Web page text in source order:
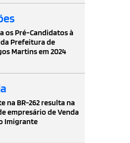
os Pré-Candidatos à
da Prefeitura de
Martins em 2024
na BR-262 resulta na
empresário de Venda
Imigrante